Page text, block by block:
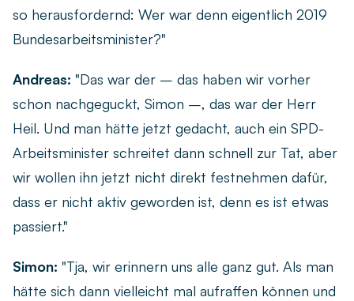
so herausfordernd: Wer war denn eigentlich 2019
Bundesarbeitsminister?"
Andreas: "Das war der – das haben wir vorher
schon nachgeguckt, Simon –, das war der Herr
Heil. Und man hätte jetzt gedacht, auch ein SPD-
Arbeitsminister schreitet dann schnell zur Tat, aber
wir wollen ihn jetzt nicht direkt festnehmen dafür,
dass er nicht aktiv geworden ist, denn es ist etwas
passiert."
Simon: "Tja, wir erinnern uns alle ganz gut. Als man
hätte sich dann vielleicht mal aufraffen können und